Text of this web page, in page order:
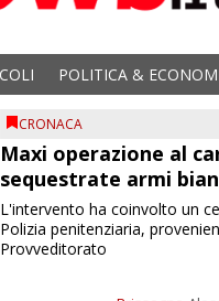
POLITICA &
CRONACA
Maxi operazione al
sequestrate armi
L'intervento ha coinvolto un
Polizia penitenziaria,
Provveditorato